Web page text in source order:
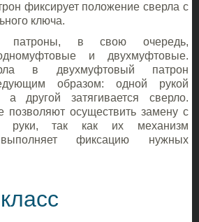
фиксирует положение сверла с
ключа.
патроны, в свою очередь,
и двухмуфтовые.
в двухмуфтовый патрон
образом: одной рукой
а другой затягивается сверло.
осуществить замену с
руки, так как их механизм
выполняет фиксацию нужных